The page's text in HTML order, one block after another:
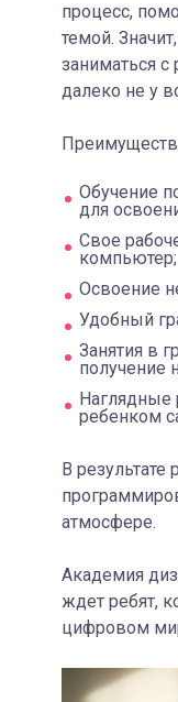
процесс,
темой.
заниматься с
далеко не у
Обучение
для
Свое
компьютер;
Освоение
Удобный
Занятия в
получение
Наглядные
ребенком
В
атмосфере.
Академия
ждет ребят,
цифровом